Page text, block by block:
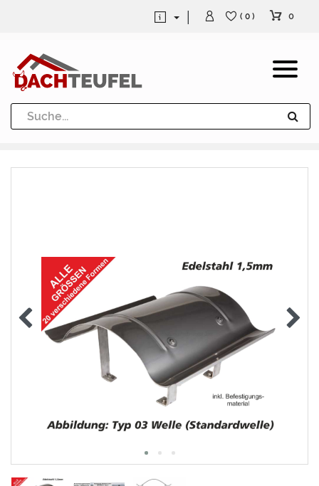
Dachrinne und Fallrohre
Werkzeuge und Löttechnik
( 0 ) 0